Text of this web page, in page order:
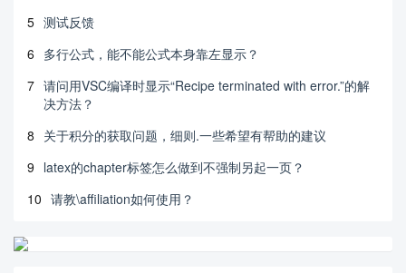
5 测试反馈
6 多行公式，能不能公式本身靠左显示？
7 请问用VSC编译时显示“Recipe terminated with error.”的解
决方法？
8 关于积分的获取问题，细则.一些希望有帮助的建议
9 latex的chapter标签怎么做到不强制另起一页？
10 请教\affiliation如何使用？